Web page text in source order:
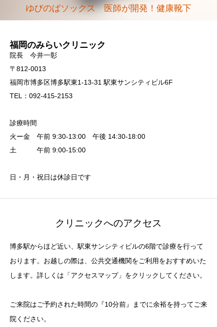
ゆびのばソックス 医師が開発！健康靴下
福岡のみらいクリニック
院長 今井一彰
〒812-0013
福岡市博多区博多駅東1-13-31 駅東サンシティビル6F
TEL：092-415-2153
診療時間
火ー金 午前 9:30-13:00 午後 14:30-18:00
土 午前 9:00-15:00
日・月・祝日は休診日です
クリニックへのアクセス
博多駅からほど近い、駅東サンシティビルの6階で診療を行って
おります。お越しの際は、公共交通機関をご利用をおすすめいた
します。詳しくは「アクセスマップ」をクリックしてください。
ご来院はご予約された時間の『10分前』までに余裕を持ってご来
院ください。